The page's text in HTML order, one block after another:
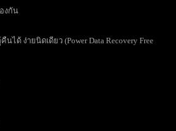
งกัน
ด้ ง่ายนิดเดียว (Power Data Recovery Free